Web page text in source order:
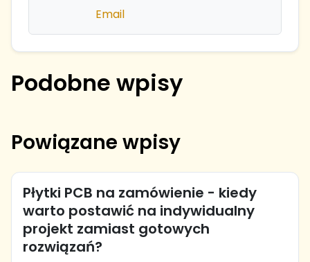
Email
Podobne wpisy
Powiązane wpisy
Płytki PCB na zamówienie - kiedy
warto postawić na indywidualny
projekt zamiast gotowych
rozwiązań?